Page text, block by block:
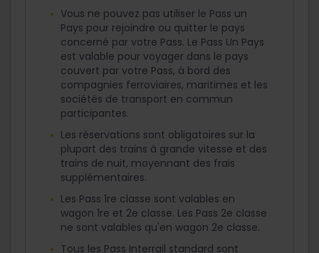
Vous ne pouvez pas utiliser le Pass un
Pays pour rejoindre ou quitter le pays
concerné par votre Pass. Le Pass Un Pays
est valable pour voyager dans le pays
couvert par votre Pass, à bord des
compagnies ferroviaires, maritimes et les
sociétés de transport en commun
participantes.
Les réservations sont obligatoires sur la
plupart des trains à grande vitesse et des
trains de nuit, moyennant des frais
supplémentaires.
Les Pass 1re classe sont valables en
wagon 1re et 2e classe. Les Pass 2e classe
ne sont valables qu'en wagon 2e classe.
Tous les Pass Interrail standard sont